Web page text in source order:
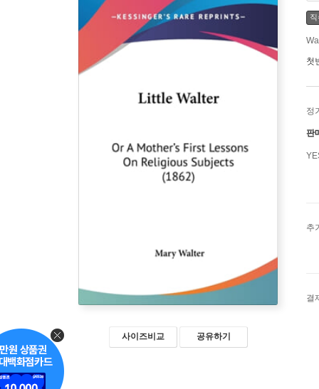
사이즈비교 공유하기
첫
정
판
추
결